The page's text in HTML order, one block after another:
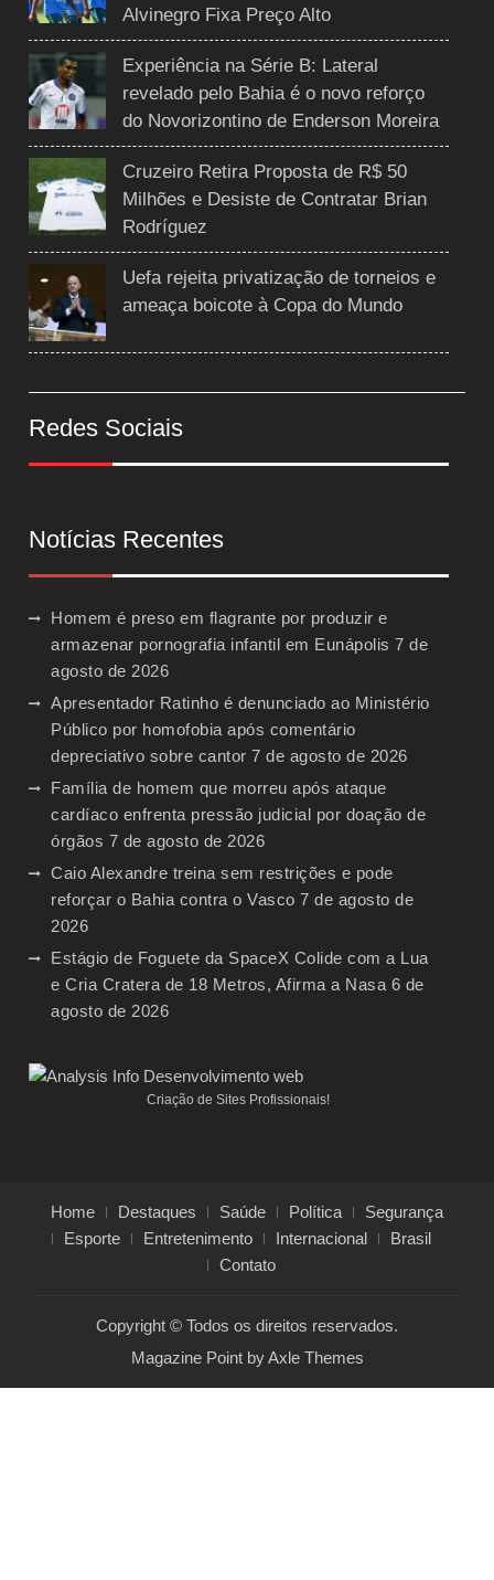
Alvinegro Fixa Preço Alto
Experiência na Série B: Lateral
revelado pelo Bahia é o novo reforço
do Novorizontino de Enderson Moreira
Cruzeiro Retira Proposta de R$ 50
Milhões e Desiste de Contratar Brian
Rodríguez
Uefa rejeita privatização de torneios e
ameaça boicote à Copa do Mundo
Redes Sociais
Notícias Recentes
Homem é preso em flagrante por produzir e
armazenar pornografia infantil em Eunápolis 7 de
agosto de 2026
Apresentador Ratinho é denunciado ao Ministério
Público por homofobia após comentário
depreciativo sobre cantor 7 de agosto de 2026
Família de homem que morreu após ataque
cardíaco enfrenta pressão judicial por doação de
órgãos 7 de agosto de 2026
Caio Alexandre treina sem restrições e pode
reforçar o Bahia contra o Vasco 7 de agosto de
2026
Estágio de Foguete da SpaceX Colide com a Lua
e Cria Cratera de 18 Metros, Afirma a Nasa 6 de
agosto de 2026
Criação de Sites Profissionais!
Home Destaques Saúde Política
Segurança
Esporte
Entretenimento Internacional
Brasil
Contato
Copyright © Todos os direitos reservados.
Magazine Point byAxle Themes